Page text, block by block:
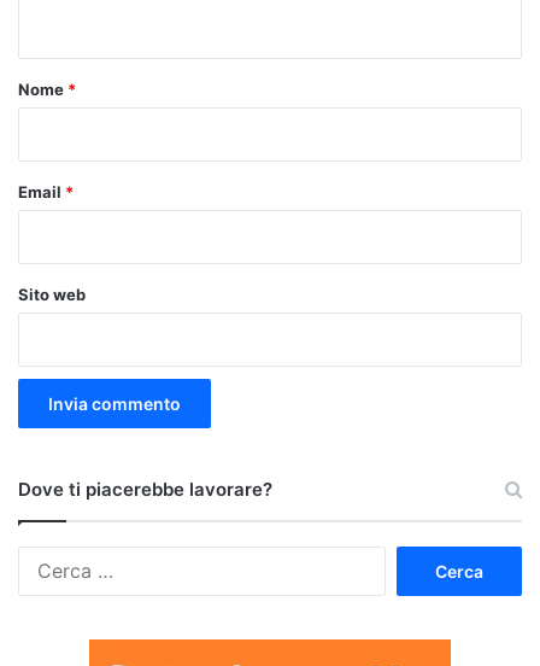
o
Nome *
Email *
Sito web
Dove ti piacerebbe lavorare?